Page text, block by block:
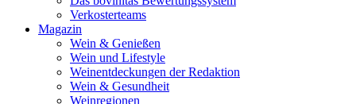
Verkosterteams
Magazin
Wein & Genießen
Wein und Lifestyle
Weinentdeckungen der Redaktion
Wein & Gesundheit
Weinregionen